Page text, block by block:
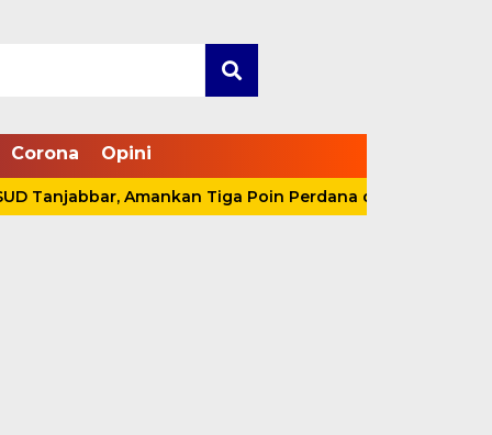
Corona Opini
Amankan Tiga Poin Perdana di OPD Cup 2026